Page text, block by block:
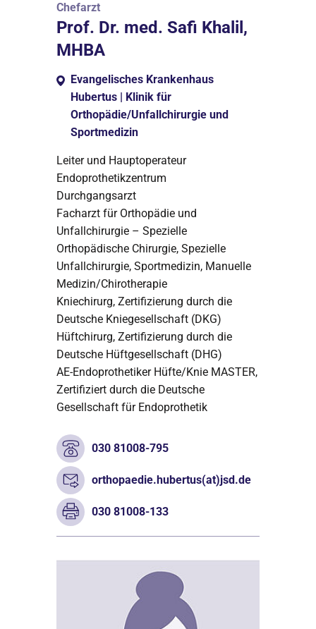
Chefarzt
Prof. Dr. med. Safi Khalil,
MHBA
Evangelisches Krankenhaus
Hubertus | Klinik für
Orthopädie/Unfallchirurgie und
Sportmedizin
Leiter und Hauptoperateur
Endoprothetikzentrum
Durchgangsarzt
Facharzt für Orthopädie und
Unfallchirurgie – Spezielle
Orthopädische Chirurgie, Spezielle
Unfallchirurgie, Sportmedizin, Manuelle
Medizin/Chirotherapie
Kniechirurg, Zertifizierung durch die
Deutsche Kniegesellschaft (DKG)
Hüftchirurg, Zertifizierung durch die
Deutsche Hüftgesellschaft (DHG)
AE-Endoprothetiker Hüfte/Knie MASTER,
Zertifiziert durch die Deutsche
Gesellschaft für Endoprothetik
030 81008-795
orthopaedie.hubertus(at)jsd.de
030 81008-133